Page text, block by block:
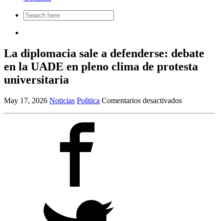
Search
for:
La diplomacia sale a defenderse: debate
en la UADE en pleno clima de protesta
universitaria
May 17, 2026 Noticias Politica Comentarios desactivadosen